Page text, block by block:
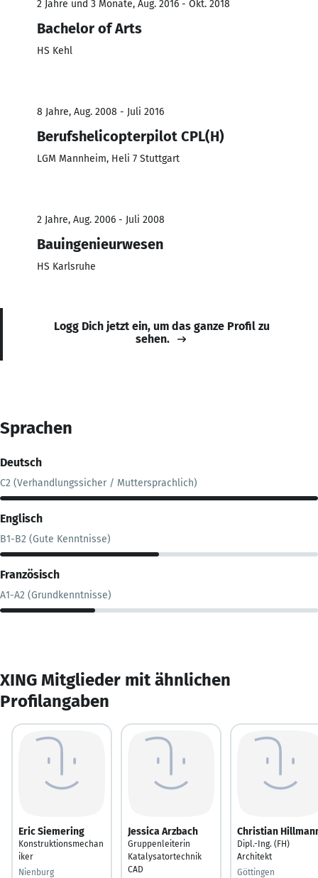
2 Jahre und 3 Monate, Aug. 2016 - Okt. 2018
Bachelor of Arts
HS Kehl
8 Jahre, Aug. 2008 - Juli 2016
Berufshelicopterpilot CPL(H)
LGM Mannheim, Heli 7 Stuttgart
2 Jahre, Aug. 2006 - Juli 2008
Bauingenieurwesen
HS Karlsruhe
Logg Dich jetzt ein, um das ganze Profil zu
sehen.
Sprachen
Deutsch
C2 (Verhandlungssicher / Muttersprachlich)
Englisch
B1-B2 (Gute Kenntnisse)
Französisch
A1-A2 (Grundkenntnisse)
XING Mitglieder mit ähnlichen
Profilangaben
Eric Siemering
Konstruktionsmechan
iker
Nienburg
Jessica Arzbach
Gruppenleiterin
Katalysatortechnik
CAD
Christian
Dipl.-Ing. (FH)
Architekt
Göttingen